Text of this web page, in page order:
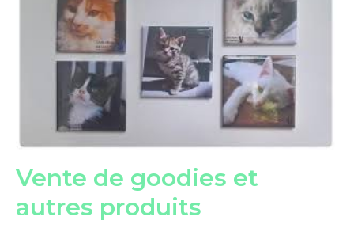
Vente de goodies et
autres produits